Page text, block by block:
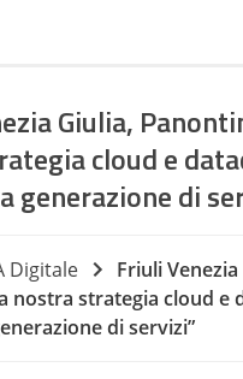
Giulia,
cloud e
generazione di
Digitale
Friuli Venezia
nostra strategia cloud e
di servizi”